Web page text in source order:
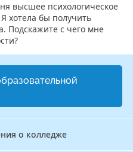
высшее психологическое
хотела бы получить
Подскажите с чего мне
о колледже